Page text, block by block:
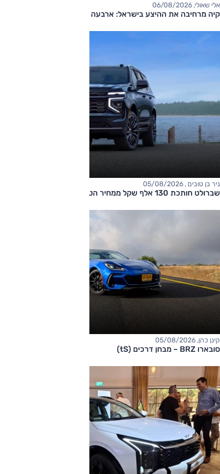
אלי שאולי, 06/08/2026
קיה מרחיבה את ההיצע בישראל: ארבעה דגמים חדשים בדרך
ניר בן טובים , 05/08/2026
שברולט חותכת 130 אלף שקל ממחיר הטאהו
קינן כהן, 05/08/2026
סובארו BRZ – מבחן דרכים (tS)